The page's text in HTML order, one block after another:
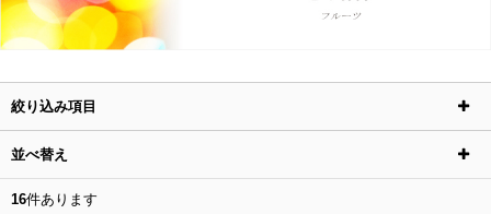
絞り込み項目
並べ替え
16件あります